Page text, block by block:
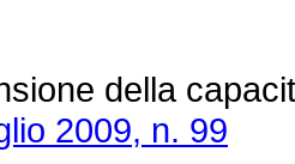
della
2009, n. 99